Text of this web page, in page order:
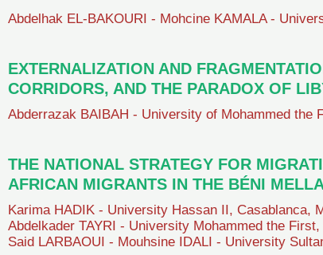
Abdelhak EL-BAKOURI - Mohcine KAMALA -
EXTERNALIZATION AND
CORRIDORS, AND THE PARADOX OF
Abderrazak BAIBAH - University of Mohammed the
THE NATIONAL STRATEGY FOR
AFRICAN MIGRANTS IN THE BÉNI
Karima HADIK - University Hassan II, Casablanca,
Abdelkader TAYRI - University Mohammed the
Said LARBAOUI - Mouhsine IDALI - University